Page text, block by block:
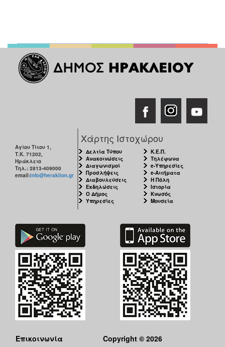
Αγίου Τίτου 1,
Τ.Κ. 71202,
Ηράκλειο
Τηλ.: 2813-409000
email:info@heraklion.gr
Χάρτης Ιστοχώρου
Δελτία Τύπου
Ανακοινώσεις
Διαγωνισμοί
Προσλήψεις
Διαβουλεύσεις
Εκδηλώσεις
Ο Δήμος
Υπηρεσίες
Κ.Ε.Π.
Τηλέφωνα
e-Υπηρεσίες
e-Αιτήματα
Η Πόλη
Ιστορία
Κνωσός
Μουσεία
Επικοινωνία Copyright © 2026